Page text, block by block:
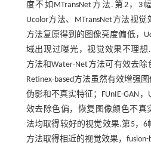
度不如MTransNet方法.第2，3幅
Ucolor方法、MTransNet方法视觉
方法复原得到的图像亮度偏低，
域出现过曝光，视觉效果不理想.
方法和Water-Net方法可有效去除
Retinex-based方法虽然有效增强
伪影和不真实特征；FUnIE-GAN，
效去除色偏，恢复图像颜色不真
法均取得较好的视觉效果.第5，6
方法取得相近的视觉效果，fusion-